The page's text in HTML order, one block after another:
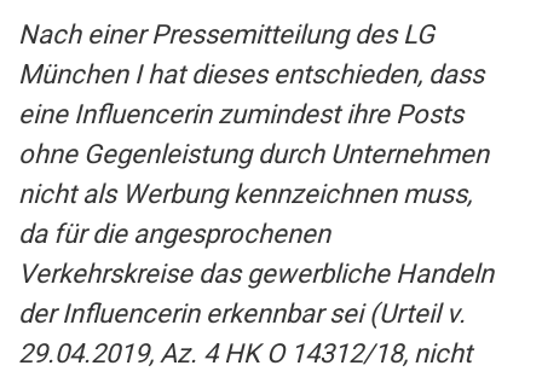
Nach einer Pressemitteilung des LG
München I hat dieses entschieden, dass
eine Influencerin zumindest ihre Posts
ohne Gegenleistung durch Unternehmen
nicht als Werbung kennzeichnen muss,
da für die angesprochenen
Verkehrskreise das gewerbliche Handeln
der Influencerin erkennbar sei (Urteil v.
29.04.2019, Az. 4 HK O 14312/18, nicht